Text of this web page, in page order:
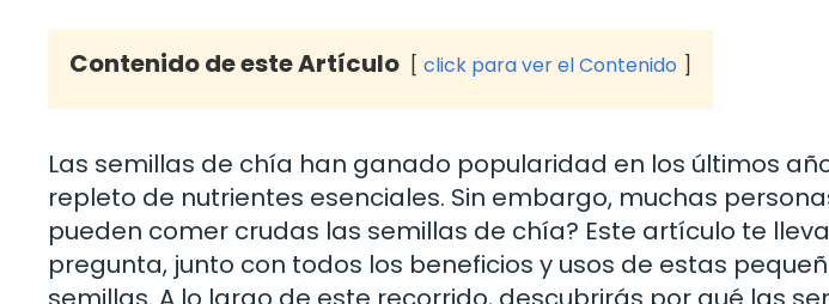
Contenido de este Artículo click para ver el Contenido
Las semillas de chía han ganado popularidad en los últimos
repleto de nutrientes esenciales. Sin embargo, muchas
pueden comer crudas las semillas de chía? Este artículo te
pregunta, junto con todos los beneficios y usos de estas